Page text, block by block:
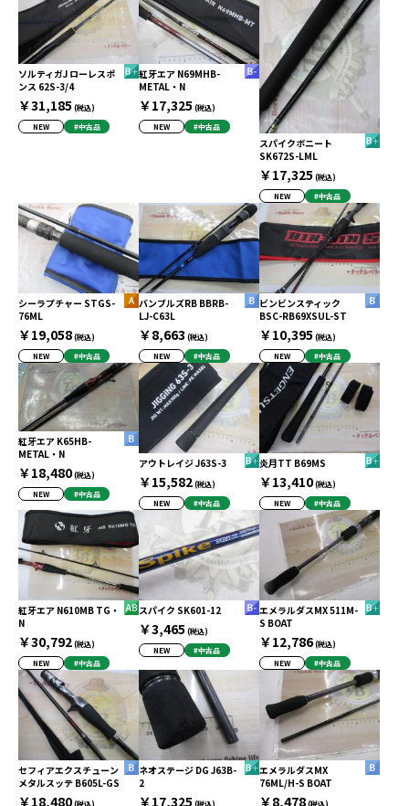
ソルティガJ ローレスポ
ンス 62S-3/4
￥31,185 (税込)
NEW
#中古品
紅牙エア N69MHB-
METAL・N
￥17,325 (税込)
NEW
#中古品
スパイクボニート
SK672S-LML
￥17,325 (税込)
NEW
#中古品
シーラプチャー STGS-
76ML
￥19,058(税込)
NEW
#中古品
バンブルズRB BBRB-
LJ-C63L
￥8,663 (税込)
NEW
#中古品
ビンビンスティック
BSC-RB69XSUL-ST
￥10,395 (税込)
NEW
#中古品
紅牙エア K65HB-
METAL・N
￥18,480(税込)
NEW
#中古品
アウトレイジ J63S-3
￥15,582(税込)
NEW
#中古品
炎月TT B69MS
￥13,410(税込)
NEW
#中古品
紅牙エア N610MB TG・
N
￥30,792(税込)
NEW
#中古品
スパイク SK601-12
￥3,465 (税込)
NEW
#中古品
エメラルダスMX 511M-
S BOAT
￥12,786(税込)
NEW
#中古品
セフィアエクスチューン
メタルスッテ B605L-GS
￥18,480
ネオステージ DG J63B-
2
￥17,325
エメラルダスMX
76ML/H-S BOAT
￥8,478